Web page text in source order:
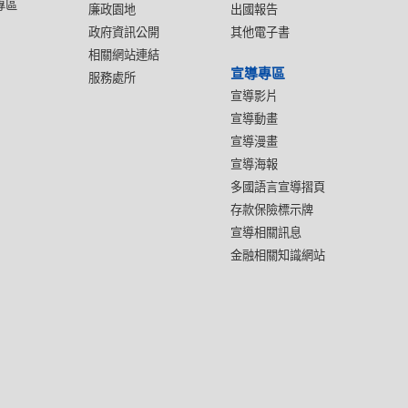
區
廉政園地
政府資訊公開
相關網站連結
服務處所
出國報告
其他電子書
宣導專區
宣導影片
宣導動畫
宣導漫畫
宣導海報
多國語言宣導摺頁
存款保險標示牌
宣導相關訊息
金融相關知識網站